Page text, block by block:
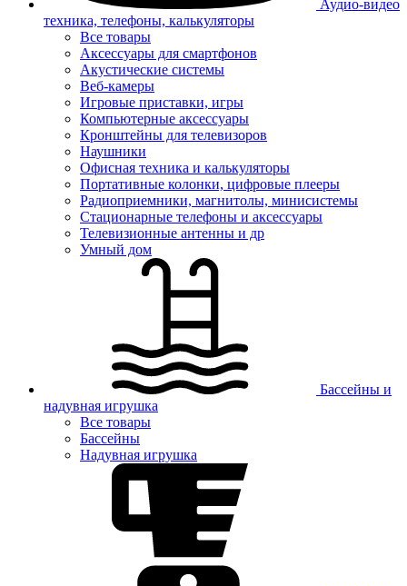
Аудио-видео
техника, телефоны, калькуляторы
Все товары
Аксессуары для смартфонов
Акустические системы
Веб-камеры
Игровые приставки, игры
Компьютерные аксессуары
Кронштейны для телевизоров
Наушники
Офисная техника и калькуляторы
Портативные колонки, цифровые плееры
Радиоприемники, магнитолы, минисистемы
Стационарные телефоны и аксессуары
Телевизионные антенны и др
Умный дом
Бассейны и
надувная игрушка
Все товары
Бассейны
Надувная игрушка